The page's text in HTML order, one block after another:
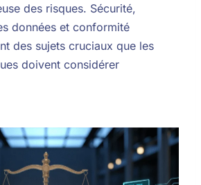
des risques. Sécurité,
données et conformité
des sujets cruciaux que les
doivent considérer